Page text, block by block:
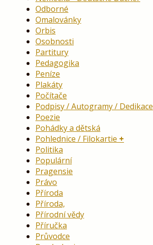
Odborné
Omalovánky
Orbis
Osobnosti
Partitury
Pedagogika
Peníze
Plakáty
Počítače
Podpisy / Autogramy / Dedikace
Poezie
Pohádky a dětská
Pohlednice / Filokartie
Politika
Populární
Pragensie
Právo
Příroda
Příroda,
Přírodní vědy
Příručka
Průvodce